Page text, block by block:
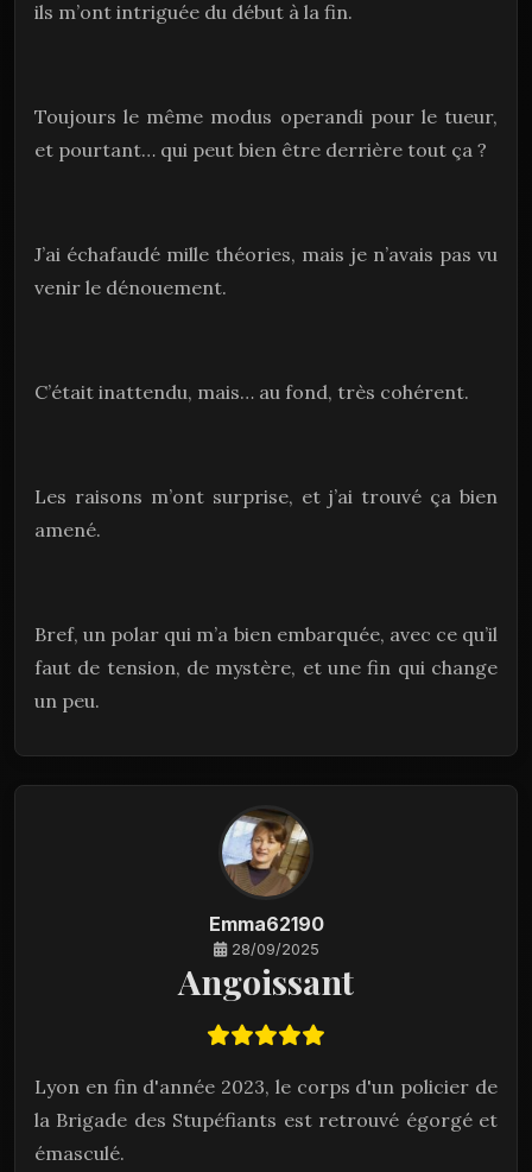
ils m’ont intriguée du début à la fin.
Toujours le même modus operandi pour le tueur,
et pourtant… qui peut bien être derrière tout ça ?
J’ai échafaudé mille théories, mais je n’avais pas vu
venir le dénouement.
C’était inattendu, mais… au fond, très cohérent.
Les raisons m’ont surprise, et j’ai trouvé ça bien
amené.
Bref, un polar qui m’a bien embarquée, avec ce qu’il
faut de tension, de mystère, et une fin qui change
un peu.
Emma62190
28/09/2025
Angoissant
Lyon en fin d'année 2023, le corps d'un policier de
la Brigade des Stupéfiants est retrouvé égorgé et
émasculé.